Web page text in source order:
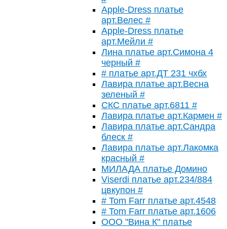
Apple-Dress платье
арт.Велес #
Apple-Dress платье
арт.Мейли #
Лина платье арт.Симона 4
черный #
# платье арт.ДТ 231 чхбх
Лавира платье арт.Весна
зеленый #
СКС платье арт.6811 #
Лавира платье арт.Кармен #
Лавира платье арт.Сандра
блеск #
Лавира платье арт.Лакомка
красный #
МИЛАДА платье Домино
Viserdi платье арт.234/884
цвкупон #
# Tom Farr платье арт.4548
# Tom Farr платье арт.1606
ООО "Вина К" платье